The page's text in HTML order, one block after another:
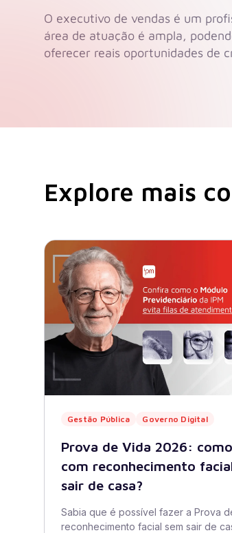
O executivo de vendas é um
área de atuação é ampla,
oferecer reais oportunidades de
Explore mais
Gestão Pública Governo Digital
Prova de Vida 2026:
com reconhecimento
sair de casa?
Sabia que é possível fazer a Prova
reconhecimento facial sem sair de